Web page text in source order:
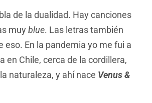
de la dualidad. Hay canciones
muyblue. Las letras también
eso. En la pandemia yo me fui a
en Chile, cerca de la cordillera,
naturaleza, y ahí nace Venus &